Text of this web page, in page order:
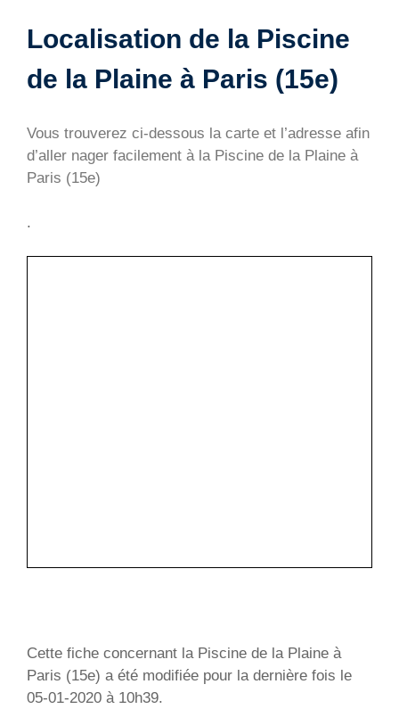
Localisation de la Piscine
de la Plaine à Paris (15e)
Vous trouverez ci-dessous la carte et l’adresse afin
d’aller nager facilement à la Piscine de la Plaine à
Paris (15e)
.
Cette fiche concernant la Piscine de la Plaine à
Paris (15e) a été modifiée pour la dernière fois le
05-01-2020 à 10h39.